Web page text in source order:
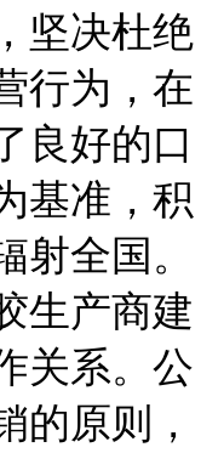
坚决杜绝
行为，在
良好的口
基准，积
射全国。
生产商建
关系。公
的原则，